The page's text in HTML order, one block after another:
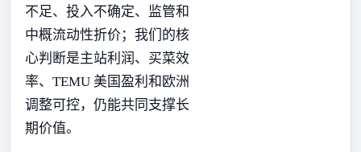
不足、投入不确定、监管和
中概流动性折价；我们的核
心判断是主站利润、买菜效
率、TEMU 美国盈利和欧洲
调整可控，仍能共同支撑长
期价值。